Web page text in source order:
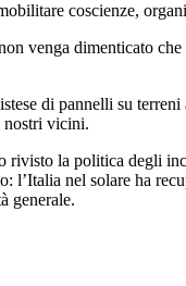
coscienze,
venga dimenticato
di pannelli su
nostri vicini.
rivisto la politica degli
nel solare ha
generale.